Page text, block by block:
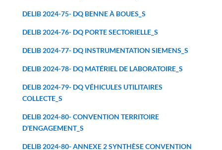
DELIB 2024-75- DQ BENNE À BOUES_S
DELIB 2024-76- DQ PORTE SECTORIELLE_S
DELIB 2024-77- DQ INSTRUMENTATION SIEMENS_S
DELIB 2024-78- DQ MATÉRIEL DE LABORATOIRE_S
DELIB 2024-79- DQ VÉHICULES UTILITAIRES
COLLECTE_S
DELIB 2024-80- CONVENTION TERRITOIRE
D’ENGAGEMENT_S
DELIB 2024-80- ANNEXE 2 SYNTHÈSE CONVENTION